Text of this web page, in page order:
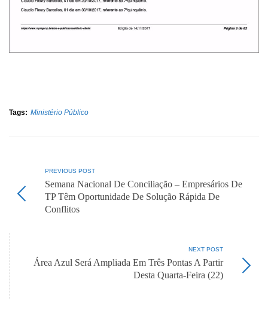
Tags: Ministério Público
PREVIOUS POST
Semana Nacional De Conciliação – Empresários De
TP Têm Oportunidade De Solução Rápida De
Conflitos
NEXT POST
Área Azul Será Ampliada Em Três Pontas A Partir
Desta Quarta-Feira (22)